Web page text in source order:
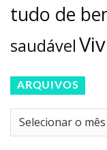
tudo de
saudável
ARQUIVOS
Arquivos